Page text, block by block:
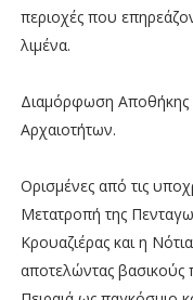
περιοχές που
λιμένα.
Διαμόρφωση Αποθήκης
Αρχαιοτήτων.
Ορισμένες από τις
Μετατροπή της
Κρουαζιέρας και η
αποτελώντας βασικούς